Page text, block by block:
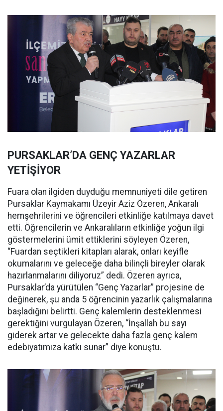
PURSAKLAR’DA GENÇ YAZARLAR
YETİŞİYOR
Fuara olan ilgiden duyduğu memnuniyeti dile getiren
Pursaklar Kaymakamı Üzeyir Aziz Özeren, Ankaralı
hemşehrilerini ve öğrencileri etkinliğe katılmaya davet
etti. Öğrencilerin ve Ankaralıların etkinliğe yoğun ilgi
göstermelerini ümit ettiklerini söyleyen Özeren,
“Fuardan seçtikleri kitapları alarak, onları keyifle
okumalarını ve geleceğe daha bilinçli bireyler olarak
hazırlanmalarını diliyoruz” dedi. Özeren ayrıca,
Pursaklar’da yürütülen “Genç Yazarlar” projesine de
değinerek, şu anda 5 öğrencinin yazarlık çalışmalarına
başladığını belirtti. Genç kalemlerin desteklenmesi
gerektiğini vurgulayan Özeren, “İnşallah bu sayı
giderek artar ve gelecekte daha fazla genç kalem
edebiyatımıza katkı sunar” diye konuştu.